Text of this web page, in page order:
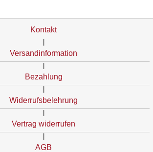
Kontakt
Versandinformation
Bezahlung
Widerrufsbelehrung
Vertrag widerrufen
AGB